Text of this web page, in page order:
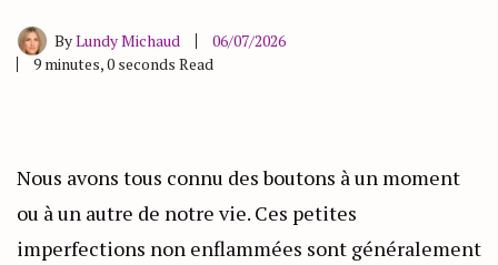
ByLundy Michaud
06/07/2026
9 minutes, 0 seconds Read
Nous avons tous connu des boutons à un moment
ou à un autre de notre vie. Ces petites
imperfections non enflammées sont généralement